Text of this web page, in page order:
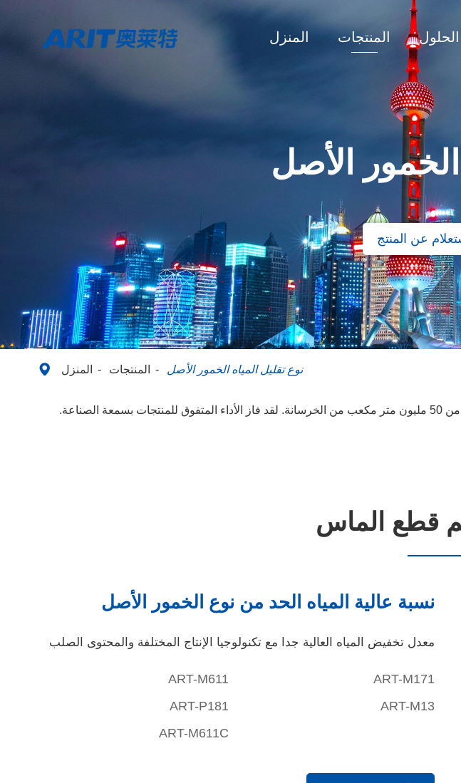
المنزل المنتجات الحلول
الخمور الأصل
عن المنتج
 المنزل المنتجات نوع تقليل المياه الخمور الأصل
أرت لديها قدرة إنتاج بالآلاف من أجل الخمور الأصلية من النوع المخفف للمياه والتي ستدعم إنتاج أكثر من 50 مليون متر مكعب من الخرسانة. لقد فاز الأداء المتفوق للمنتجات بسمعة الصناعة.
قطع الماس
نسبة عالية المياه الحد من نوع الخمور الأصل
معدل تخفيض المياه العالية جدا مع تكنولوجيا الإنتاج المختلفة والمحتوى الصلب
ART-M611
ART-M171
ART-P181
ART-M13
ART-M611C